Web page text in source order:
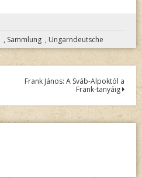
, Sammlung , Ungarndeutsche
Frank János: A Sváb-Alpoktól a
Frank-tanyáig